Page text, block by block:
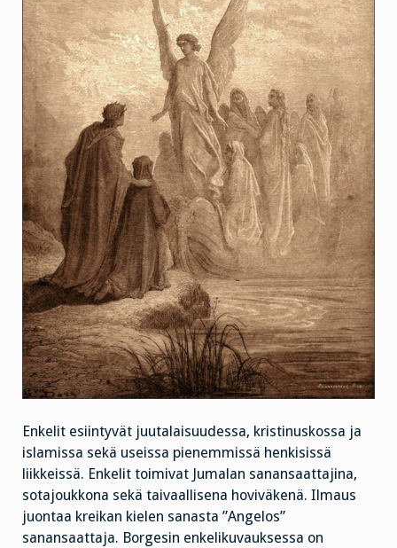
Enkelit esiintyvät juutalaisuudessa, kristinuskossa ja
islamissa sekä useissa pienemmissä henkisissä
liikkeissä. Enkelit toimivat Jumalan sanansaattajina,
sotajoukkona sekä taivaallisena hoviväkenä. Ilmaus
juontaa kreikan kielen sanasta ”Angelos”
sanansaattaja. Borgesin enkelikuvauksessa on